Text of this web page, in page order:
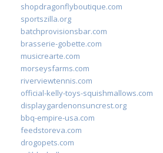
shopdragonflyboutique.com
sportszilla.org
batchprovisionsbar.com
brasserie-gobette.com
musicrearte.com
morseysfarms.com
riverviewtennis.com
official-kelly-toys-squishmallows.com
displaygardenonsuncrest.org
bbq-empire-usa.com
feedstoreva.com
drogopets.com